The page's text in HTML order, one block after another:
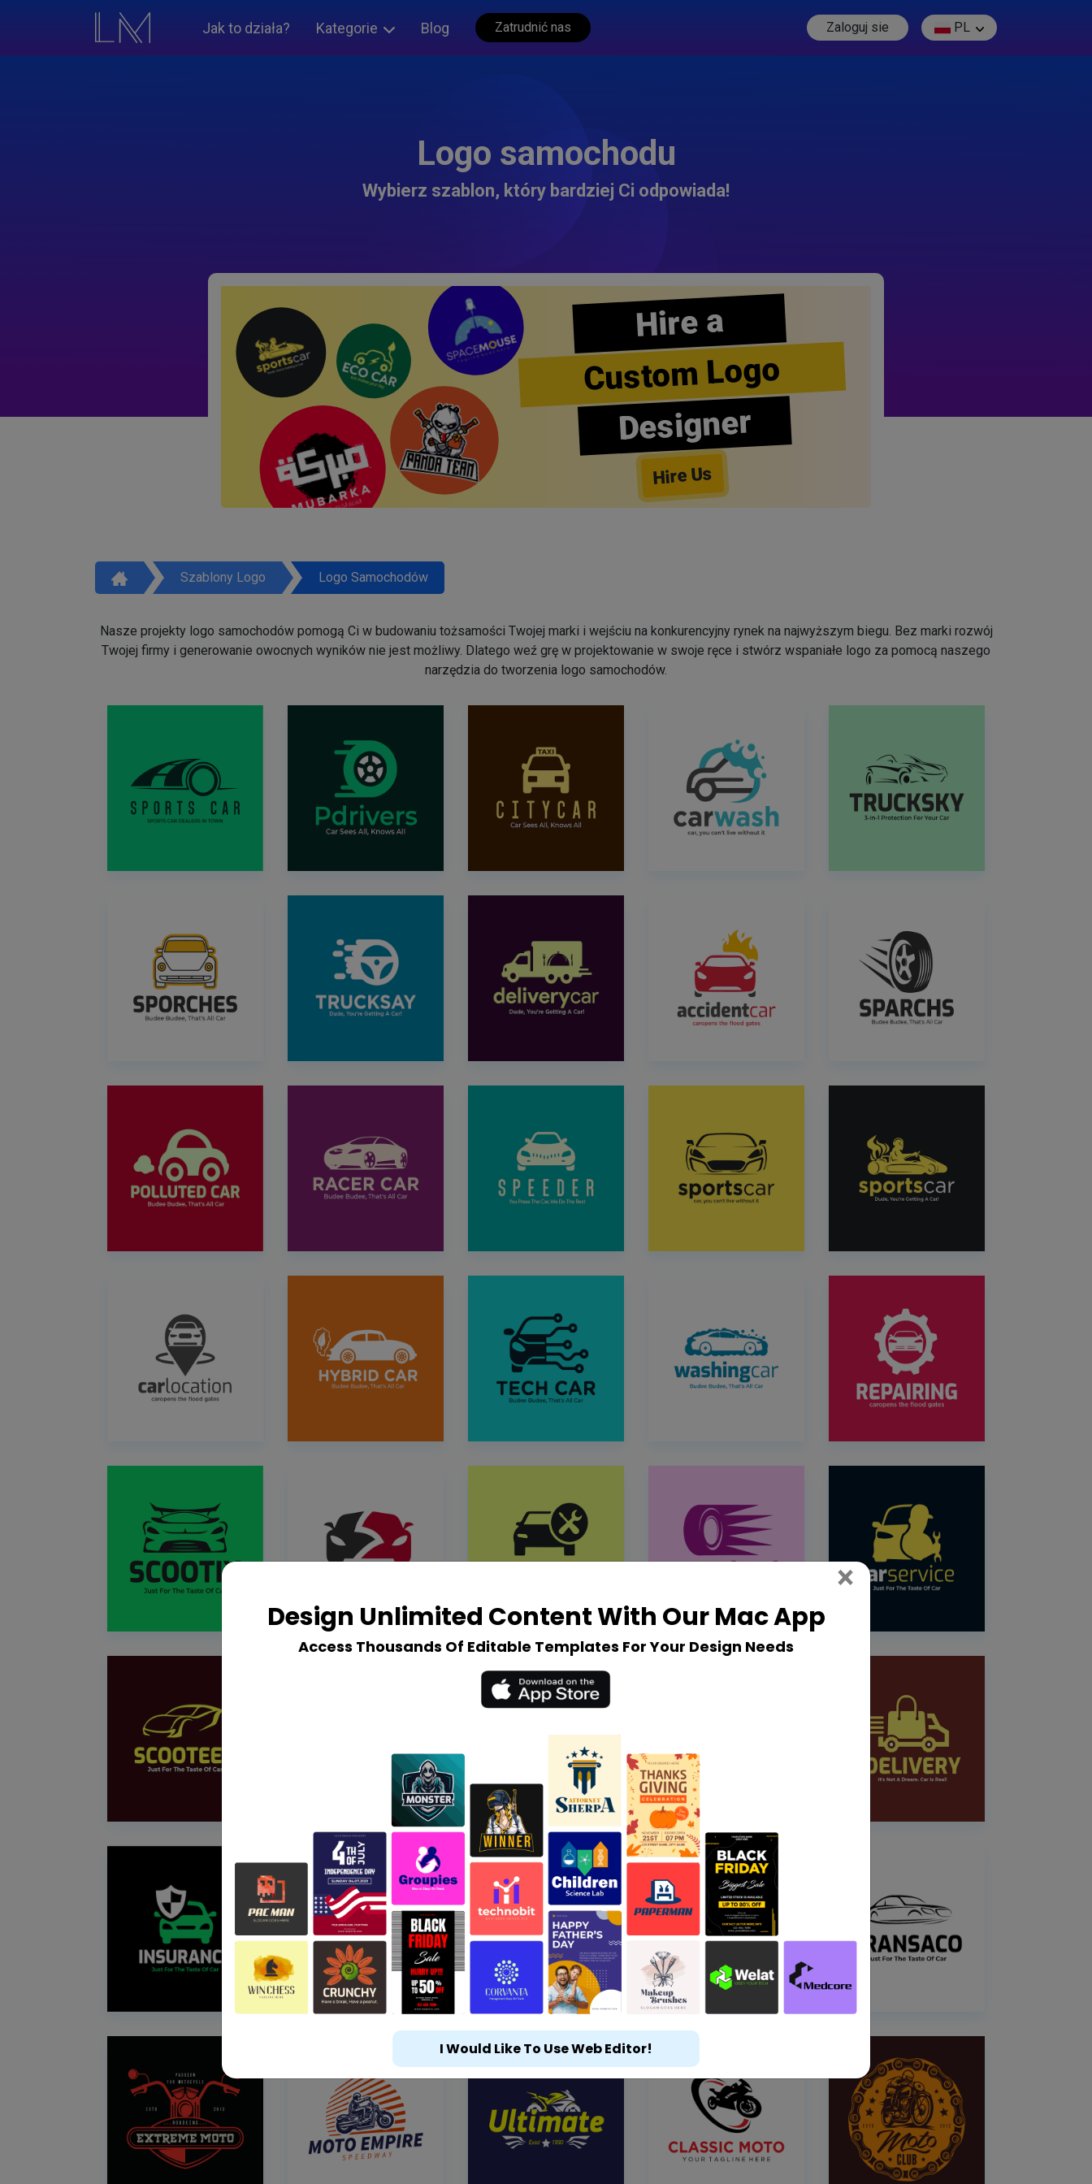
Jak to działa? Kategorie Blog Zatrudnić nas Zaloguj sie PL
Logo samochodu
Wybierz szablon, który bardziej Ci odpowiada!
Hire a
Custom Logo
Designer
Hire Us
Szablony Logo Logo Samochodów
Nasze projekty logo samochodów pomogą Ci w budowaniu tożsamości Twojej marki i wejściu na konkurencyjny rynek na najwyższym biegu. Bez marki rozwój
Twojej firmy i generowanie owocnych wyników nie jest możliwy. Dlatego weź grę w projektowanie w swoje ręce i stwórz wspaniałe logo za pomocą naszego
narzędzia do tworzenia logo samochodów.
Design Unlimited Content With Our Mac App
Access Thousands Of Editable Templates For Your Design Needs
× Close
I Would Like To Use Web Editor!